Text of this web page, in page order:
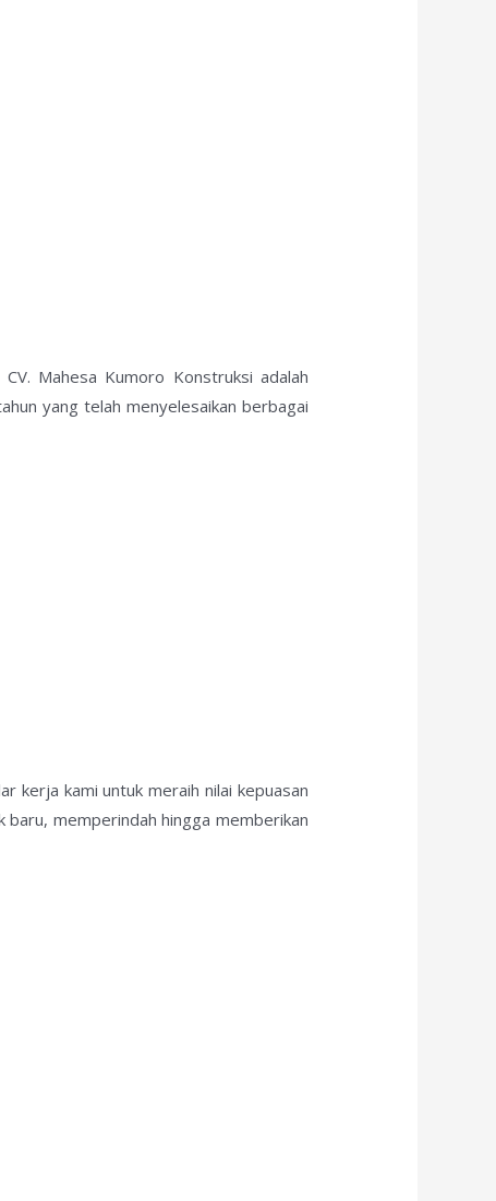
Mahesa Kumoro Konstruksi adalah
yang telah menyelesaikan berbagai
kerja kami untuk meraih nilai kepuasan
memperindah hingga memberikan